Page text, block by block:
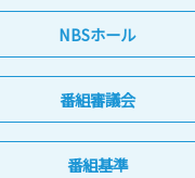
NBSホール
番組審議会
番組基準